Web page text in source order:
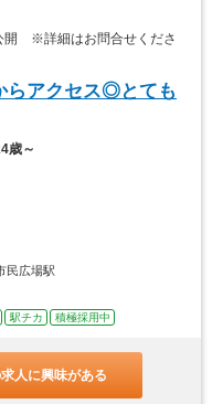
開 ※詳細はお問合せくださ
らアクセス◎とても
歳～
民広場駅
駅チカ 積極採用中
人に興味がある